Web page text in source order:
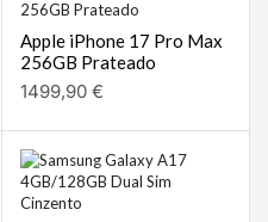
Apple iPhone 17 Pro Max
256GB Prateado
1499,90 €